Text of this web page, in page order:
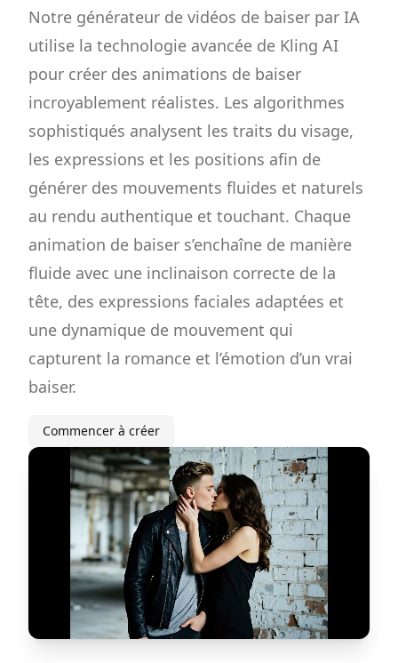
Notre générateur de vidéos de baiser par IA
utilise la technologie avancée de Kling AI
pour créer des animations de baiser
incroyablement réalistes. Les algorithmes
sophistiqués analysent les traits du visage,
les expressions et les positions afin de
générer des mouvements fluides et naturels
au rendu authentique et touchant. Chaque
animation de baiser s’enchaîne de manière
fluide avec une inclinaison correcte de la
tête, des expressions faciales adaptées et
une dynamique de mouvement qui
capturent la romance et l’émotion d’un vrai
baiser.
Commencer à créer